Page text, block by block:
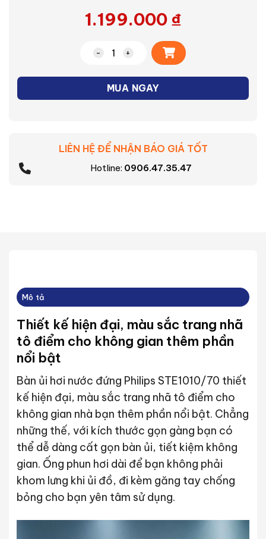
1.199.000 ₫
Bàn ủi hơi nước Philips STE1010/70 số
MUA NGAY
Alternative:
LIÊN HỆ ĐỂ NHẬN BÁO GIÁ TỐT
Hotline: 0906.47.35.47
Mô tả
Thiết kế hiện đại, màu sắc trang nhã
tô điểm cho không gian thêm phần
nổi bật
Bàn ủi hơi nước đứng Philips STE1010/70 thiết
kế hiện đại, màu sắc trang nhã tô điểm cho
không gian nhà bạn thêm phần nổi bật. Chẳng
những thế, với kích thước gọn gàng bạn có
thể dễ dàng cất gọn bàn ủi, tiết kiệm không
gian. Ống phun hơi dài để bạn không phải
khom lưng khi ủi đồ, đi kèm găng tay chống
bỏng cho bạn yên tâm sử dụng.